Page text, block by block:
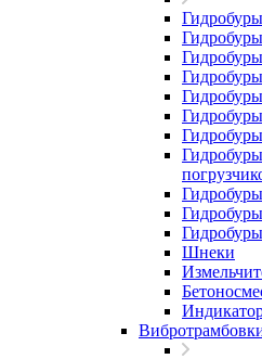
Шнеки